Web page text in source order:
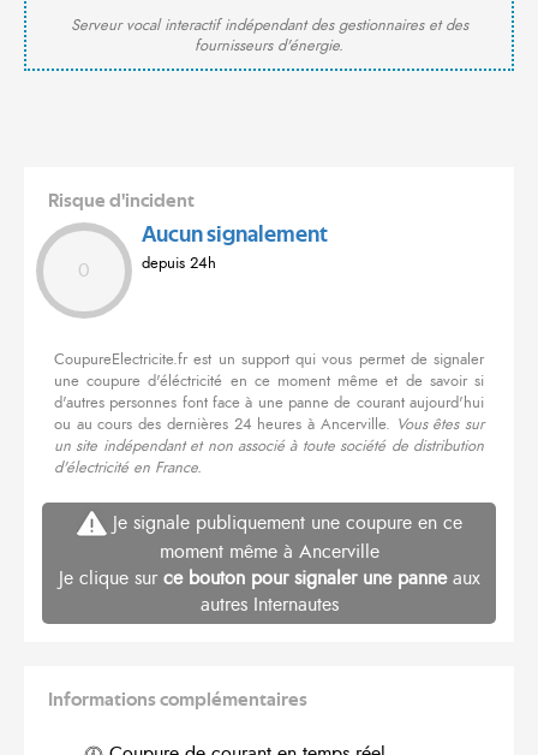
Serveur vocal interactif indépendant des gestionnaires et des
fournisseurs d'énergie.
Risque d'incident
0
Aucun signalement
depuis 24h
CoupureElectricite.fr est un support qui vous permet de signaler
une coupure d'éléctricité en ce moment même et de savoir si
d'autres personnes font face à une panne de courant aujourd'hui
ou au cours des dernières 24 heures à Ancerville. Vous êtes sur
un site indépendant et non associé à toute société de distribution
d'électricité en France.
Je signale publiquement une coupure en ce
moment même à Ancerville
Je clique sur ce bouton pour signaler une panneaux
autres Internautes
Informations complémentaires